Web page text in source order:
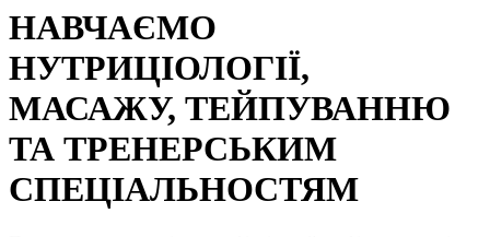
НАВЧАЄМО
НУТРИЦІОЛОГІЇ,
МАСАЖУ, ТЕЙПУВАННЮ
ТА ТРЕНЕРСЬКИМ
СПЕЦІАЛЬНОСТЯМ